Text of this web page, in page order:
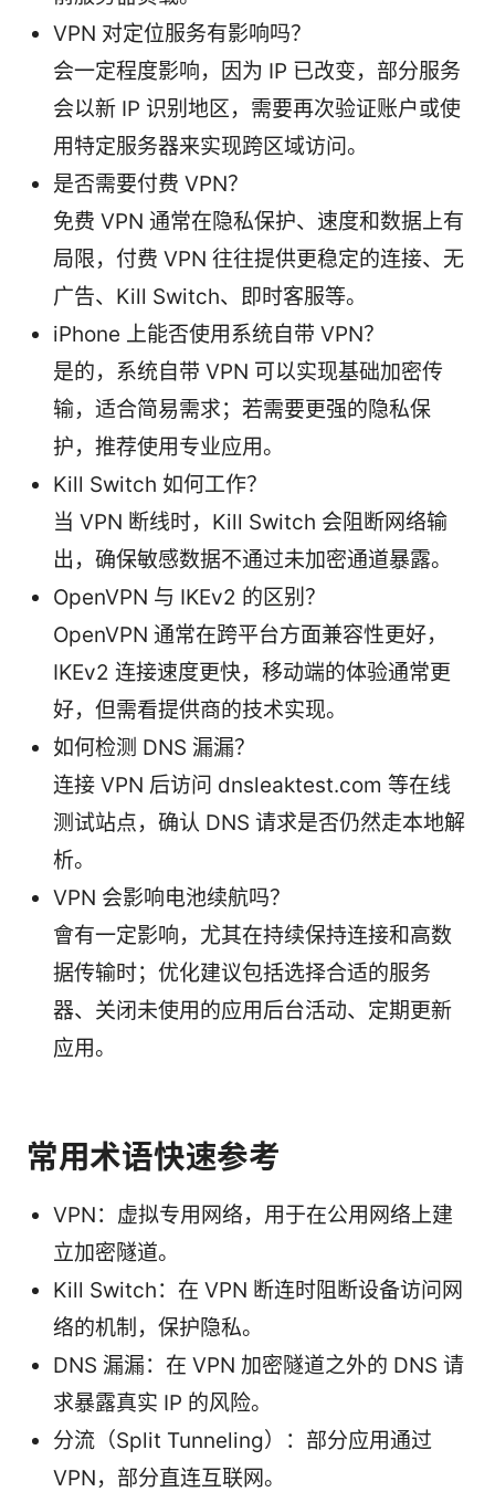
VPN 对定位服务有影响吗？
会一定程度影响，因为 IP 已改变，部分服务
会以新 IP 识别地区，需要再次验证账户或使
用特定服务器来实现跨区域访问。
是否需要付费 VPN？
免费 VPN 通常在隐私保护、速度和数据上有
局限，付费 VPN 往往提供更稳定的连接、无
广告、Kill Switch、即时客服等。
iPhone 上能否使用系统自带 VPN？
是的，系统自带 VPN 可以实现基础加密传
输，适合简易需求；若需要更强的隐私保
护，推荐使用专业应用。
Kill Switch 如何工作？
当 VPN 断线时，Kill Switch 会阻断网络输
出，确保敏感数据不通过未加密通道暴露。
OpenVPN 与 IKEv2 的区别？
OpenVPN 通常在跨平台方面兼容性更好，
IKEv2 连接速度更快，移动端的体验通常更
好，但需看提供商的技术实现。
如何检测 DNS 漏漏？
连接 VPN 后访问 dnsleaktest.com 等在线
测试站点，确认 DNS 请求是否仍然走本地解
析。
VPN 会影响电池续航吗？
會有一定影响，尤其在持续保持连接和高数
据传输时；优化建议包括选择合适的服务
器、关闭未使用的应用后台活动、定期更新
应用。
常用术语快速参考
VPN：虚拟专用网络，用于在公用网络上建
立加密隧道。
Kill Switch：在 VPN 断连时阻断设备访问网
络的机制，保护隐私。
DNS 漏漏：在 VPN 加密隧道之外的 DNS 请
求暴露真实 IP 的风险。
分流（Split Tunneling）：部分应用通过
VPN，部分直连互联网。